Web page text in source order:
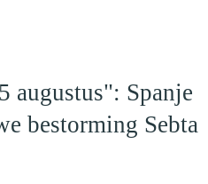
augustus": Spanje
bestorming Sebta